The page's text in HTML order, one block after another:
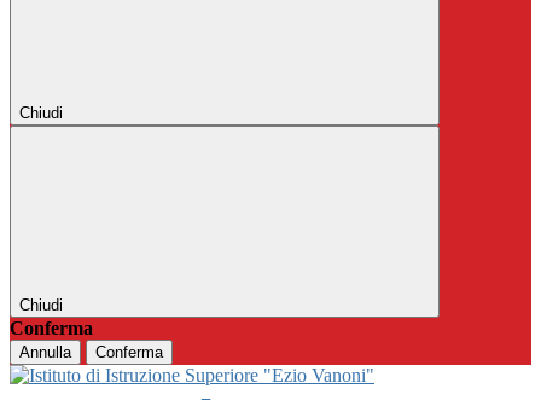
Chiudi
Chiudi
Conferma
Annulla Conferma